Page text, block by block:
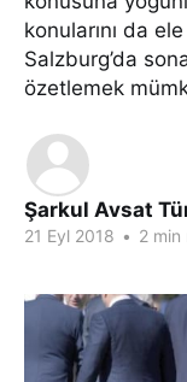
konularını da
Salzburg’da
özetlemek
Şarkul Avsat
21 Eyl 2018 • 2 min